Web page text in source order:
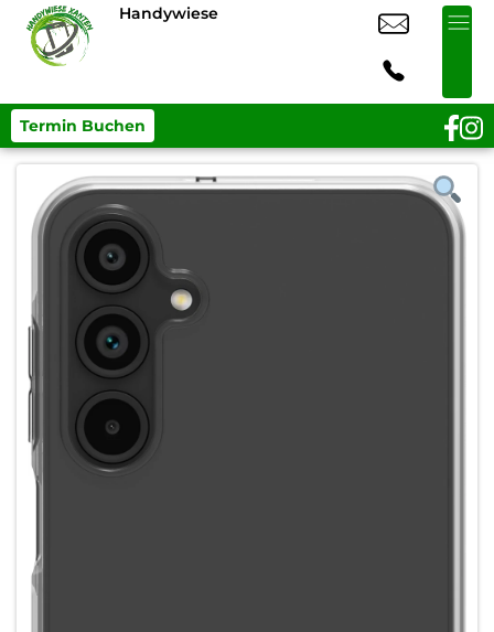
Handywiese
Termin Buchen